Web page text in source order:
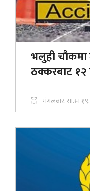
भलुही
ठक्करबाट १२
मंगलबार, साउन